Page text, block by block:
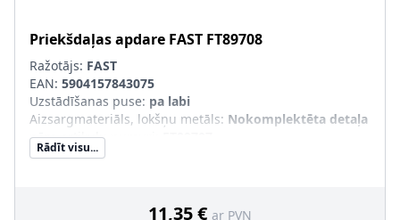
Priekšdaļas apdare FAST FT89708
Ražotājs: FAST
EAN: 5904157843075
Uzstādīšanas puse: pa labi
Aizsargmateriāls, lokšņu metāls: Nokomplektēta detaļa
pāra artikulu numuri
Rādīt visu...
11,35 € ar PVN